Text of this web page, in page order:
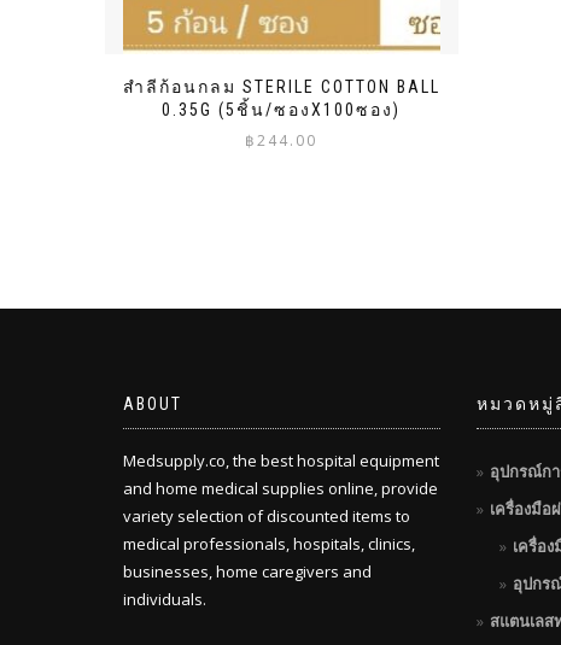
สำลีก้อนกลม STERILE COTTON BALL
0.35G (5ชิ้น/ซองX100ซอง)
฿244.00
ABOUT
Medsupply.co, the best hospital equipment
and home medical supplies online, provide
variety selection of discounted items to
medical professionals, hospitals, clinics,
businesses, home caregivers and
individuals.
หมวดหมู่
อุปกรณ์ก
เครื่องมือ
เครื่อ
อุปกร
สแตนเลส